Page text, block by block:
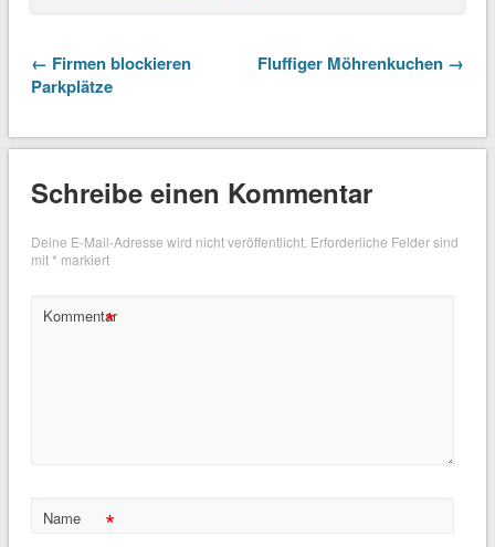
← Firmen blockieren
Parkplätze
Fluffiger Möhrenkuchen →
Schreibe einen Kommentar
Deine E-Mail-Adresse wird nicht veröffentlicht. Erforderliche Felder sind
mit* markiert
Kommentar
*
Name *